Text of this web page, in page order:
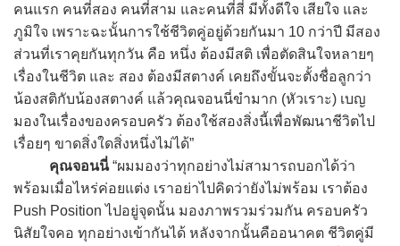
คนแรก คนที่สอง คนที่สาม และคนที่สี่ มีทั้งดีใจ เสียใจ และ
ภูมิใจ เพราะฉะนั้นการใช้ชีวิตคู่อยู่ด้วยกันมา 10 กว่าปี มีสอง
ส่วนที่เราคุยกันทุกวัน คือ หนึ่ง ต้องมีสติ เพื่อตัดสินใจหลายๆ
เรื่องในชีวิต และ สอง ต้องมีสตางค์ เคยถึงขั้นจะตั้งชื่อลูกว่า
น้องสติกับน้องสตางค์ แล้วคุณจอนนี่ขำมาก (หัวเราะ) เบญ
มองในเรื่องของครอบครัว ต้องใช้สองสิ่งนี้เพื่อพัฒนาชีวิตไป
เรื่อยๆ ขาดสิ่งใดสิ่งหนึ่งไม่ได้”
คุณจอนนี่“ผมมองว่าทุกอย่างไม่สามารถบอกได้ว่า
พร้อมเมื่อไหร่ค่อยแต่ง เราอย่าไปคิดว่ายังไม่พร้อม เราต้อง
Push Position ไปอยู่จุดนั้น มองภาพรวมร่วมกัน ครอบครัว
นิสัยใจคอ ทุกอย่างเข้ากันได้ หลังจากนั้นคืออนาคต ชีวิตคู่มี